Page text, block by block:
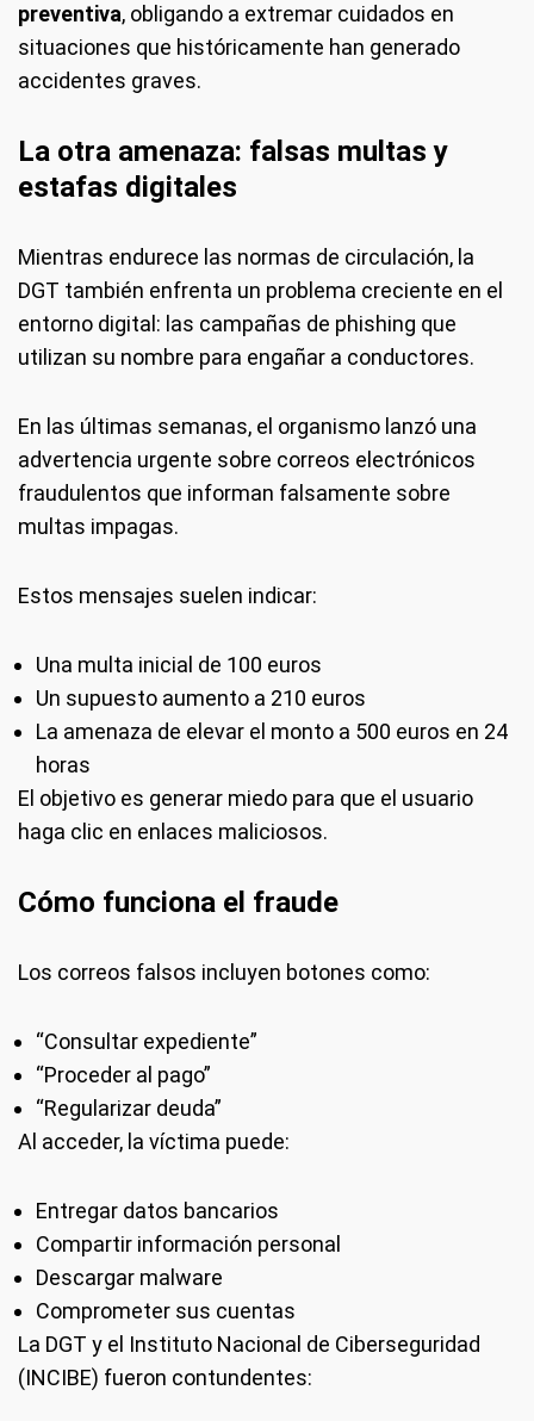
preventiva, obligando a extremar cuidados en
situaciones que históricamente han generado
accidentes graves.
La otra amenaza: falsas multas y
estafas digitales
Mientras endurece las normas de circulación, la
DGT también enfrenta un problema creciente en el
entorno digital: las campañas de phishing que
utilizan su nombre para engañar a conductores.
En las últimas semanas, el organismo lanzó una
advertencia urgente sobre correos electrónicos
fraudulentos que informan falsamente sobre
multas impagas.
Estos mensajes suelen indicar:
Una multa inicial de 100 euros
Un supuesto aumento a 210 euros
La amenaza de elevar el monto a 500 euros en 24
horas
El objetivo es generar miedo para que el usuario
haga clic en enlaces maliciosos.
Cómo funciona el fraude
Los correos falsos incluyen botones como:
“Consultar expediente”
“Proceder al pago”
“Regularizar deuda”
Al acceder, la víctima puede:
Entregar datos bancarios
Compartir información personal
Descargar malware
Comprometer sus cuentas
La DGT y el Instituto Nacional de Ciberseguridad
(INCIBE) fueron contundentes: